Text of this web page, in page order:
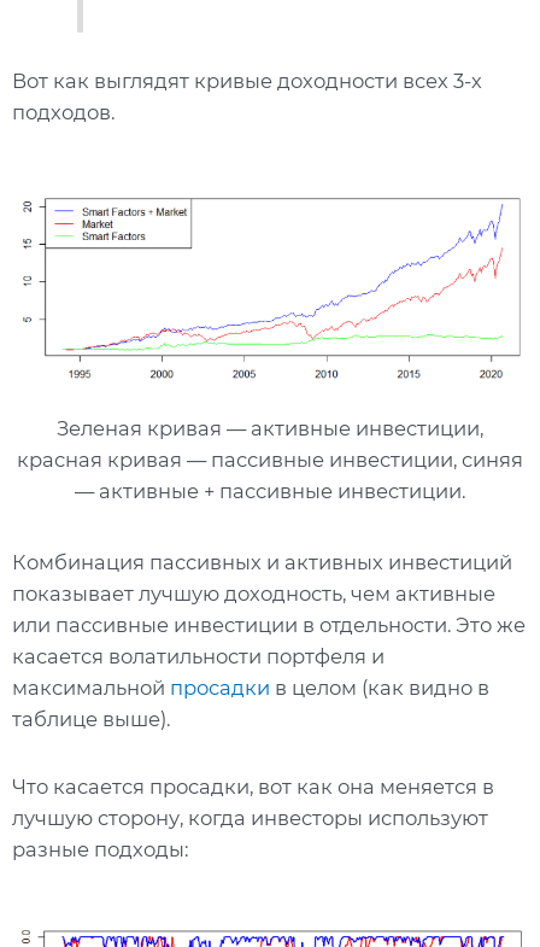
Вот как выглядят кривые доходности всех 3-х
подходов.
Зеленая кривая — активные инвестиции,
красная кривая — пассивные инвестиции, синяя
— активные + пассивные инвестиции.
Комбинация пассивных и активных инвестиций
показывает лучшую доходность, чем активные
или пассивные инвестиции в отдельности. Это же
касается волатильности портфеля и
максимальной просадки в целом (как видно в
таблице выше).
Что касается просадки, вот как она меняется в
лучшую сторону, когда инвесторы используют
разные подходы: